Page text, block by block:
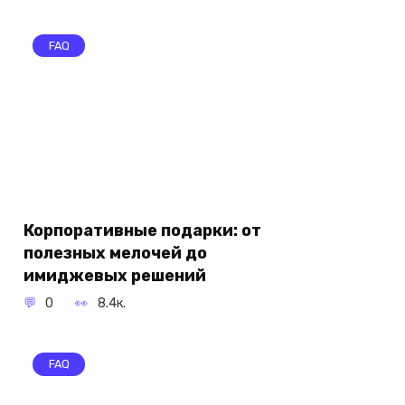
FAQ
Корпоративные подарки: от
полезных мелочей до
имиджевых решений
0 8.4к.
FAQ